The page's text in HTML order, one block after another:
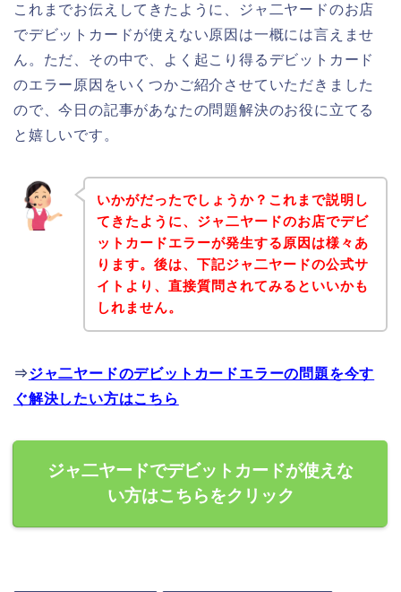
これまでお伝えしてきたように、ジャ二ヤードのお店
でデビットカードが使えない原因は一概には言えませ
ん。ただ、その中で、よく起こり得るデビットカード
のエラー原因をいくつかご紹介させていただきました
ので、今日の記事があなたの問題解決のお役に立てる
と嬉しいです。
いかがだったでしょうか？これまで説明し
てきたように、ジャ二ヤードのお店でデビ
ットカードエラーが発生する原因は様々あ
ります。後は、下記ジャ二ヤードの公式サ
イトより、直接質問されてみるといいかも
しれません。
⇒ジャ二ヤードのデビットカードエラーの問題を今す
ぐ解決したい方はこちら
ジャ二ヤードでデビットカードが使えな
い方はこちらをクリック